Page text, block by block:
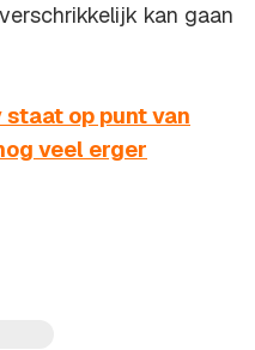
kan gaan
staat op punt van
veel erger